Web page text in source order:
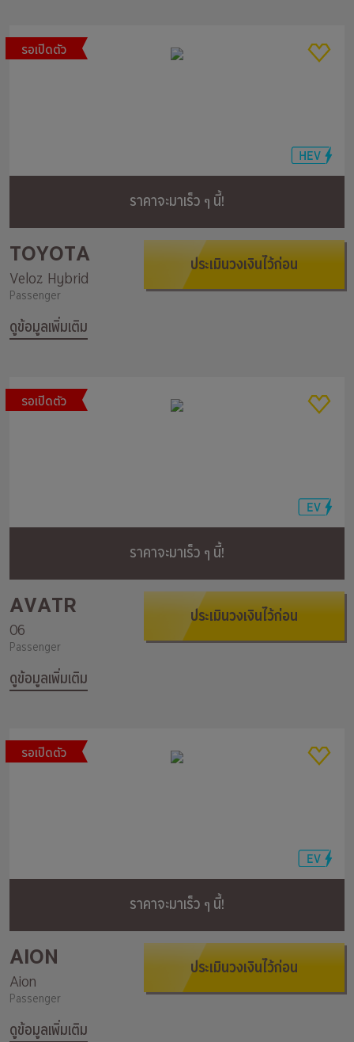
รอเปิดตัว
ราคาจะมาเร็ว ๆ นี้!
TOYOTA
Veloz Hybrid
Passenger
ดูข้อมูลเพิ่มเติม
ประเมินวงเงินไว้ก่อน
รอเปิดตัว
ราคาจะมาเร็ว ๆ นี้!
AVATR
06
Passenger
ดูข้อมูลเพิ่มเติม
ประเมินวงเงินไว้ก่อน
รอเปิดตัว
ราคาจะมาเร็ว ๆ นี้!
AION
Aion
Passenger
ดูข้อมูลเพิ่มเติม
ประเมินวงเงินไว้ก่อน